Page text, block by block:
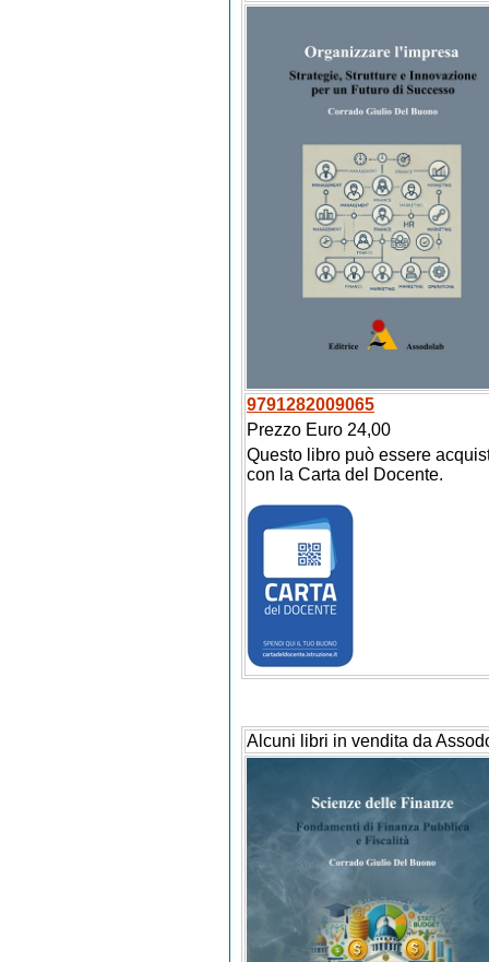
9791282009065
Prezzo Euro 24,00
Questo libro può essere
con la Carta del Docente.
Alcuni libri in vendita da